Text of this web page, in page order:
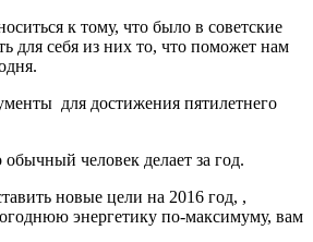
к тому, что было в советские
для себя из них то, что поможет нам
для достижения пятилетнего
обычный человек делает за год.
новые цели на 2016 год, ,
энергетику по-максимуму, вам